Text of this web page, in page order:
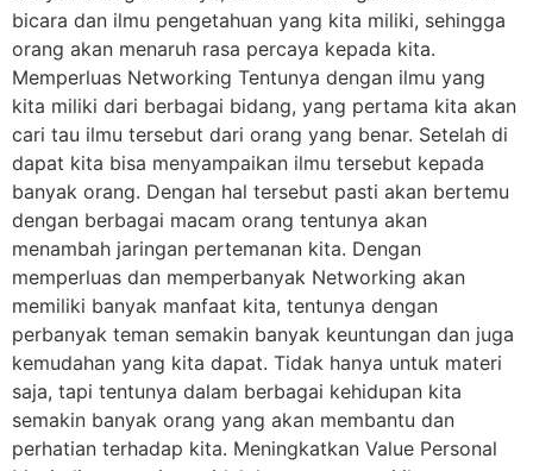
bicara dan ilmu pengetahuan yang kita miliki, sehingga
orang akan menaruh rasa percaya kepada kita.
Memperluas Networking Tentunya dengan ilmu yang
kita miliki dari berbagai bidang, yang pertama kita akan
cari tau ilmu tersebut dari orang yang benar. Setelah di
dapat kita bisa menyampaikan ilmu tersebut kepada
banyak orang. Dengan hal tersebut pasti akan bertemu
dengan berbagai macam orang tentunya akan
menambah jaringan pertemanan kita. Dengan
memperluas dan memperbanyak Networking akan
memiliki banyak manfaat kita, tentunya dengan
perbanyak teman semakin banyak keuntungan dan juga
kemudahan yang kita dapat. Tidak hanya untuk materi
saja, tapi tentunya dalam berbagai kehidupan kita
semakin banyak orang yang akan membantu dan
perhatian terhadap kita. Meningkatkan Value Personal